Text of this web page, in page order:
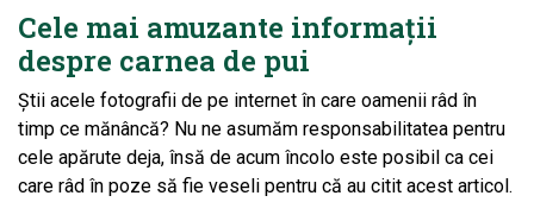
Cele mai amuzante informații
despre carnea de pui
Știi acele fotografii de pe internet în care oamenii râd în
timp ce mănâncă? Nu ne asumăm responsabilitatea pentru
cele apărute deja, însă de acum încolo este posibil ca cei
care râd în poze să fie veseli pentru că au citit acest articol.